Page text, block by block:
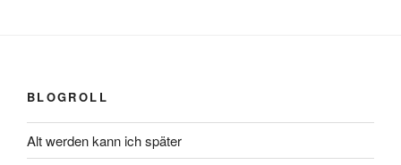
BLOGROLL
Alt werden kann ich später